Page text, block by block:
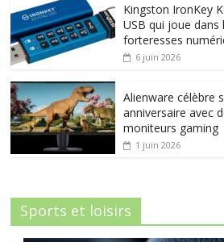
Kingston IronKey
USB qui joue dans
forteresses
6 juin 2026
Alienware célèbre
anniversaire avec
moniteurs gaming
1 juin 2026
Sports et loisirs